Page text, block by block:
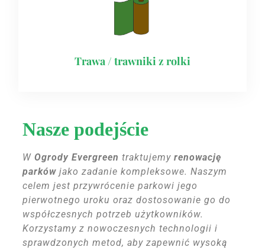
Trawa / trawniki z rolki
Nasze podejście
WOgrody Evergreen traktujemyrenowację
parków jako zadanie kompleksowe. Naszym
celem jest przywrócenie parkowi jego
pierwotnego uroku oraz dostosowanie go do
współczesnych potrzeb użytkowników.
Korzystamy z nowoczesnych technologii i
sprawdzonych metod, aby zapewnić wysoką